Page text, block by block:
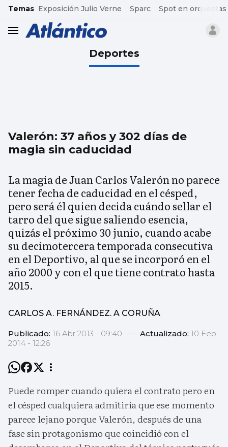
common.go-to-content
Temas Exposición Julio Verne Sparc Spot en orquestas
header.menu.open
Deportes
Valerón: 37 años y 302 días de
magia sin caducidad
La magia de Juan Carlos Valerón no parece
tener fecha de caducidad en el césped,
pero será él quien decida cuándo sellar el
tarro del que sigue saliendo esencia,
quizás el próximo 30 junio, cuando acabe
su decimotercera temporada consecutiva
en el Deportivo, al que se incorporó en el
año 2000 y con el que tiene contrato hasta
2015.
CARLOS A. FERNÁNDEZ. A CORUÑA
Publicado: 16 Abr 2013 - 09:40 — Actualizado: 10 Feb
2014 - 12:26
Puede romper cuando quiera el contrato pero en
el césped cualquiera admitiría que ese momento
parece lejano porque Valerón, después de una
fase sin protagonismo que coincidió con el